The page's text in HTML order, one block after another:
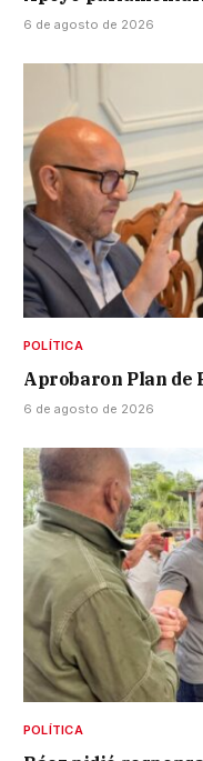
6 de agosto de 2026
POLÍTICA
Aprobaron Plan de
6 de agosto de 2026
POLÍTICA